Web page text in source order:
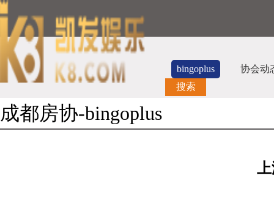
bingoplus
协会动
搜索
成都房协-bingoplus